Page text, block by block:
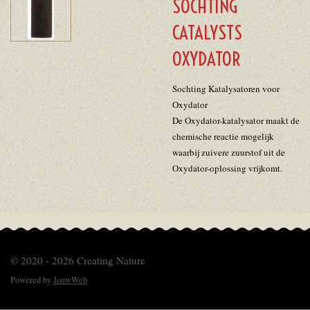
SOCHTING
CATALYSTS
OXYDATOR
Sochting Katalysatoren voor
Oxydator
De Oxydator-katalysator maakt de
chemische reactie mogelijk
waarbij zuivere zuurstof uit de
Oxydator-oplossing vrijkomt.
© 2020 - 2026 Creating Nature
Powered byJouwWeb